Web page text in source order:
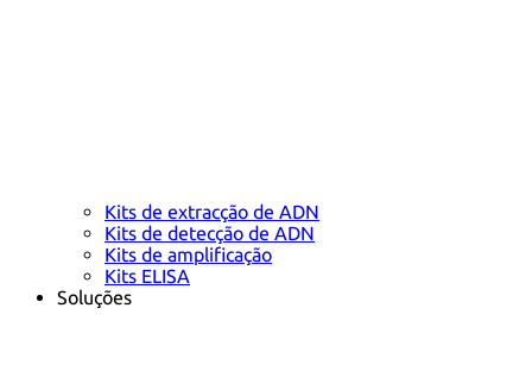
Kits de extracção de ADN
Kits de detecção de ADN
Kits de amplificação
Kits ELISA
Soluções